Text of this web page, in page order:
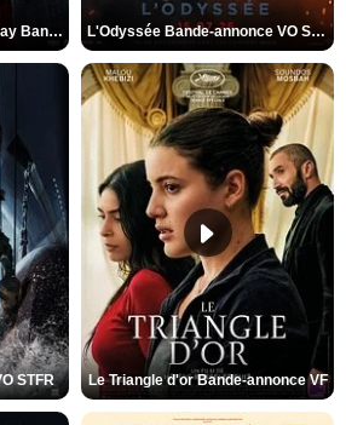
Spider-Man: Brand New Day Bande-annonce VO STFR L'Odyssée Bande-annonce VO STFR
STFR Le Triangle d'or Bande-annonce VF